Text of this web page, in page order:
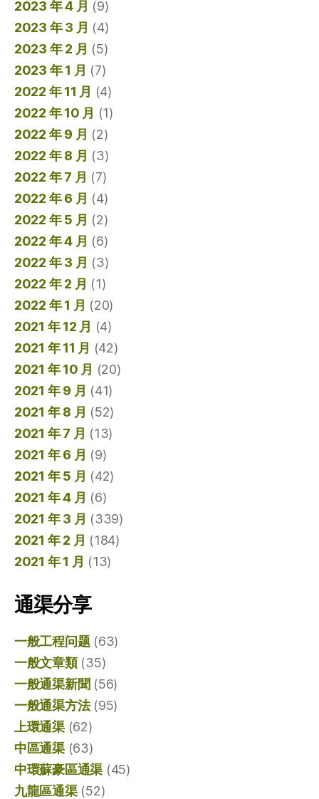
2023 年 4 月 (9)
2023 年 3 月 (4)
2023 年 2 月 (5)
2023 年 1 月 (7)
2022 年 11 月 (4)
2022 年 10 月 (1)
2022 年 9 月 (2)
2022 年 8 月 (3)
2022 年 7 月 (7)
2022 年 6 月 (4)
2022 年 5 月 (2)
2022 年 4 月 (6)
2022 年 3 月 (3)
2022 年 2 月 (1)
2022 年 1 月 (20)
2021 年 12 月 (4)
2021 年 11 月 (42)
2021 年 10 月 (20)
2021 年 9 月 (41)
2021 年 8 月 (52)
2021 年 7 月 (13)
2021 年 6 月 (9)
2021 年 5 月 (42)
2021 年 4 月 (6)
2021 年 3 月 (339)
2021 年 2 月 (184)
2021 年 1 月 (13)
通渠分享
一般工程问题(63)
一般文章類(35)
一般通渠新聞 (56)
一般通渠方法(95)
上環通渠(62)
中區通渠(63)
中環蘇豪區通渠 (45)
九龍區通渠(52)